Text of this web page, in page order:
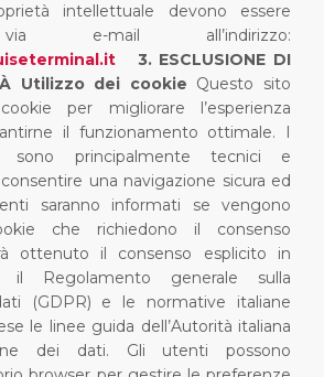
intellettuale devono essere
e-mail all’indirizzo:
3. ESCLUSIONE DI
Utilizzo dei cookie Questo sito
per migliorare l’esperienza
il funzionamento ottimale. I
sono principalmente tecnici e
una navigazione sicura ed
saranno informati se vengono
che richiedono il consenso
ottenuto il consenso esplicito in
il Regolamento generale sulla
(GDPR) e le normative italiane
le linee guida dell’Autorità italiana
dei dati.
Gli utenti possono